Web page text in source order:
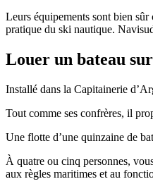
Leurs équipements sont bien
pratique du ski nautique.
Louer un bateau
Installé dans la Capitainerie
Tout comme ses confrères, il
Une flotte d’une quinzaine de
À quatre ou cinq personnes,
aux règles maritimes et au